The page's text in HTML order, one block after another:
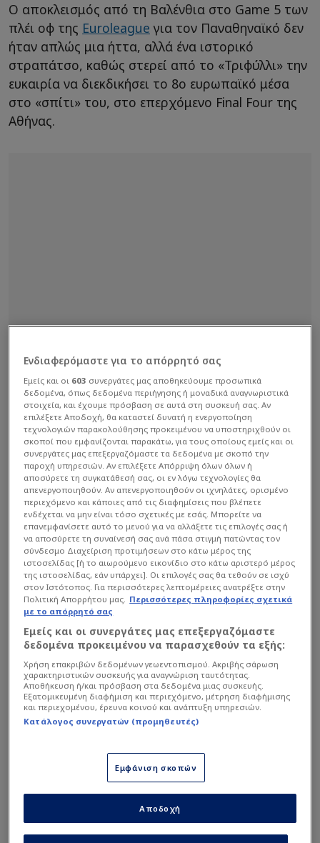
Ο αποκλεισμός από τη Βαλένθια στο Game 5 των
πλέι οφ της Euroleague για τον Παναθηναϊκό δεν
ήταν απλώς μια ήττα, αλλά ένα ιστορικό
στραπάτσο, καθώς στερεί από το «Τριφύλλι» την
ευκαιρία να διεκδικήσει το 8ο ευρωπαϊκό μέσα
στο «σπίτι» του, στο επερχόμενο Final Four της
Αθήνας.
Το βάρος της αποτυχίας στον
Διαβάστε επίσης...
Ο μεγάλος πόθος για
προπονητής στον
Παναθηναϊκό και η
Η συμφωνία
Γιαννακόπουλου-Αταμάν:
Μεγάλη αποζημίωση για να
φύγει από ΠΑΟ!
Ενδιαφερόμαστε για το απόρρητό σας
Εμείς και οι 603 συνεργάτες μας αποθηκεύουμε προσωπικά
δεδομένα, όπως δεδομένα περιήγησης ή μοναδικά αναγνωριστικά
στοιχεία, και έχουμε πρόσβαση σε αυτά στη συσκευή σας. Αν
επιλέξετε Αποδοχή, θα καταστεί δυνατή η ενεργοποίηση
τεχνολογιών παρακολούθησης προκειμένου να υποστηριχθούν οι
σκοποί που εμφανίζονται παρακάτω, για τους οποίους εμείς και οι
συνεργάτες μας επεξεργαζόμαστε τα δεδομένα με σκοπό την
παροχή υπηρεσιών. Αν επιλέξετε Απόρριψη όλων όλων ή
αποσύρετε τη συγκατάθεσή σας, οι εν λόγω τεχνολογίες θα
απενεργοποιηθούν. Αν απενεργοποιηθούν οι ιχνηλάτες, ορισμένο
περιεχόμενο και κάποιες από τις διαφημίσεις που βλέπετε
ενδέχεται να μην είναι τόσο σχετικές με εσάς. Μπορείτε να
επανεμφανίσετε αυτό το μενού για να αλλάξετε τις επιλογές σας ή
να αποσύρετε τη συναίνεσή σας ανά πάσα στιγμή πατώντας τον
σύνδεσμο Διαχείριση προτιμήσεων στο κάτω μέρος της
ιστοσελίδας [ή το αιωρούμενο εικονίδιο στο κάτω αριστερό μέρος
της ιστοσελίδας, εάν υπάρχει]. Οι επιλογές σας θα τεθούν σε ισχύ
στον Ιστότοπος. Για περισσότερες λεπτομέρειες ανατρέξτε στην
Πολιτική Απορρήτου μας. Περισσότερες πληροφορίες σχετικά
με το απόρρητό σας
Εμείς και οι συνεργάτες μας επεξεργαζόμαστε
δεδομένα προκειμένου να παρασχεθούν τα εξής:
Χρήση επακριβών δεδομένων γεωεντοπισμού. Ακριβής σάρωση
χαρακτηριστικών συσκευής για αναγνώριση ταυτότητας.
Αποθήκευση ή/και πρόσβαση στα δεδομένα μιας συσκευής.
Εξατομικευμένη διαφήμιση και περιεχόμενο, μέτρηση διαφήμισης
και περιεχομένου, έρευνα κοινού και ανάπτυξη υπηρεσιών.
Κατάλογος συνεργατών (προμηθευτές)
Εμφάνιση σκοπών
Αποδοχή